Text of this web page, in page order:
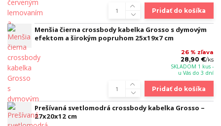
Pridať do košíka
Menšia čierna crossbody kabelka Grosso s dymovým
efektom a širokým popruhom 25x19x7 cm
26 % zľava
28,90 €/ks
SKLADOM 1 kus -
u Vás do 3 dní
Pridať do košíka
Prešívaná svetlomodrá crossbody kabelka Grosso –
27x20x12 cm